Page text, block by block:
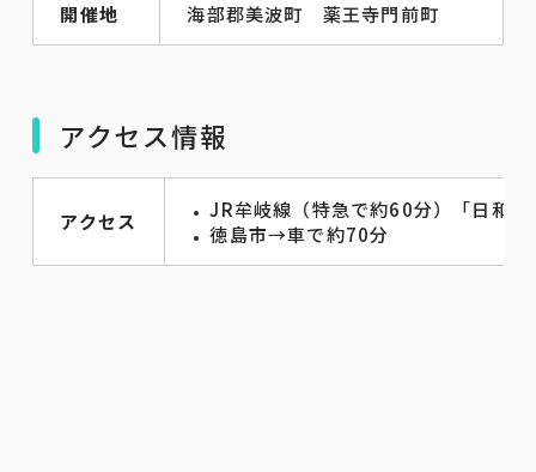
開催地 海部郡美波町 薬王寺門前町
アクセス情報
アクセス
JR牟岐線（特急で約60分）「日和
徳島市→車で約70分